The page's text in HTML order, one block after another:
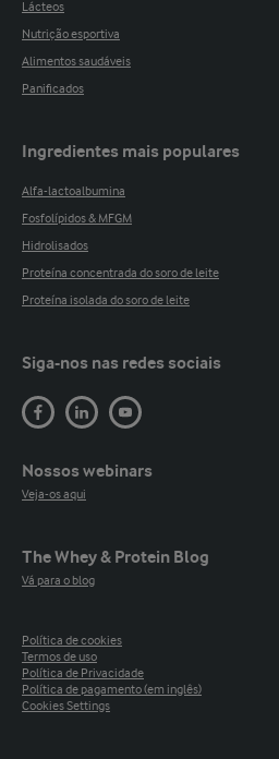
Lácteos
Nutrição esportiva
Alimentos saudáveis
Panificados
Ingredientes mais populares
Alfa-lactoalbumina
Fosfolípidos & MFGM
Hidrolisados
Proteína concentrada do soro de leite
Proteína isolada do soro de leite
Siga-nos nas redes sociais
Nossos webinars
Veja-os aqui
The Whey & Protein Blog
Vá para o blog
Política de cookies
Termos de uso
Política de Privacidade
Política de pagamento (em inglês)
Cookies Settings